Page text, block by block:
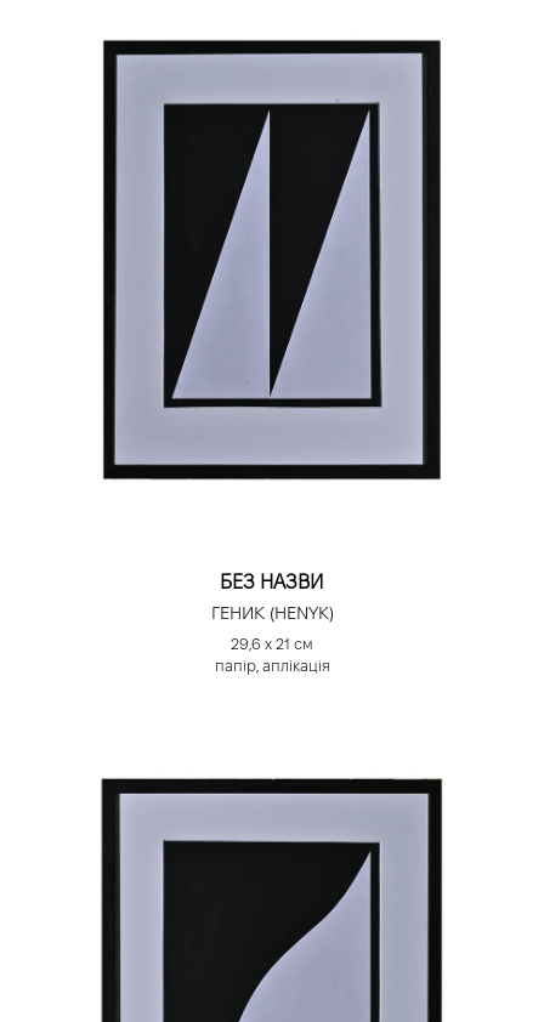
БЕЗ НАЗВИ
ГЕНИК (HENYK)
29,6 х 21 cм
папір, аплікація